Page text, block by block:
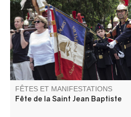
aubades, cérémonies, bals
musique en fanfare, processions.
FÊTES ET MANIFESTATIONS
Fête de la Saint Jean Baptiste